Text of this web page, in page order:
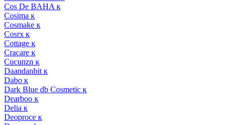
Cos De BAHA к
Cosima к
Cosmake к
Cosrx к
Cottage к
Cracare к
Cucunzn к
Daandanbit к
Dabo к
Dark Blue db Cosmetic к
Dearboo к
Delia к
Deoproce к